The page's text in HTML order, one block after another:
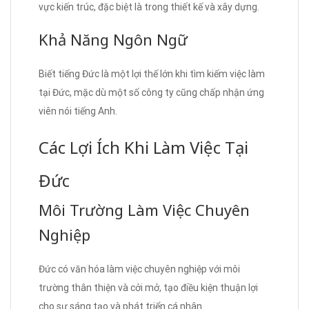
vực kiến trúc, đặc biệt là trong thiết kế và xây dựng.
Khả Năng Ngôn Ngữ
Biết tiếng Đức là một lợi thế lớn khi tìm kiếm việc làm
tại Đức, mặc dù một số công ty cũng chấp nhận ứng
viên nói tiếng Anh.
Các Lợi Ích Khi Làm Việc Tại
Đức
Môi Trường Làm Việc Chuyên
Nghiệp
Đức có văn hóa làm việc chuyên nghiệp với môi
trường thân thiện và cởi mở, tạo điều kiện thuận lợi
cho sự sáng tạo và phát triển cá nhân.